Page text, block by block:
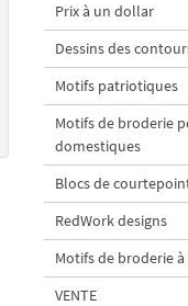
Prix à un dollar
Dessins des
Motifs patriotiques
Motifs de broderie
domestiques
Blocs de
RedWork designs
Motifs de broderie
VENTE